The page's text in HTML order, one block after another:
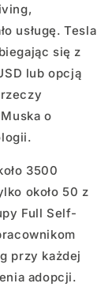
usługę. Tesla
się z
lub opcją
o
3500
około 50 z
Full Self-
przy każdej
adopcji.